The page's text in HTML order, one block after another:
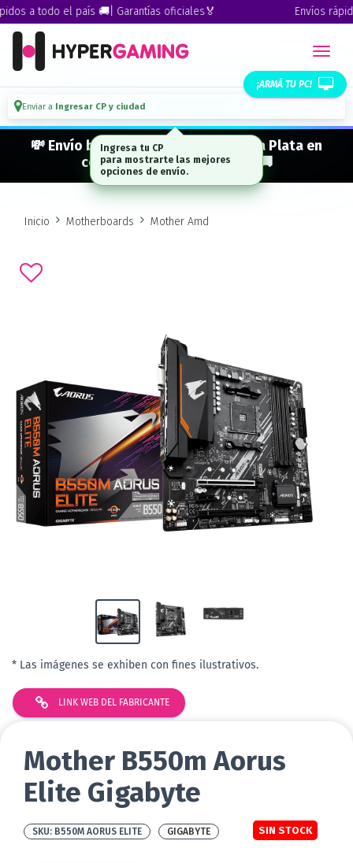
a todo el país 🚚| Garantías oficiales🏅 Envíos
¡ARMÁ TU PC!
Enviar a Ingresar CP y ciudad
💸 Envío bonificado a CABA · GBA · La Plata en
compras desde $ 300.000* 🚚
Inicio Motherboards Mother Amd
* Las imágenes se exhiben con fines ilustrativos.
LINK WEB DEL FABRICANTE
Mother B550m Aorus
Elite Gigabyte
B550M AORUS ELITE SIN STOCK
GIGABYTE
Ingresa tu CP
para mostrarte las mejores
opciones de envío.